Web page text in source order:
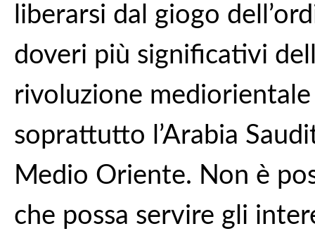
liberarsi dal giogo
doveri più significativi
rivoluzione
soprattutto l’Arabia
Medio Oriente. Non è
che possa servire gli